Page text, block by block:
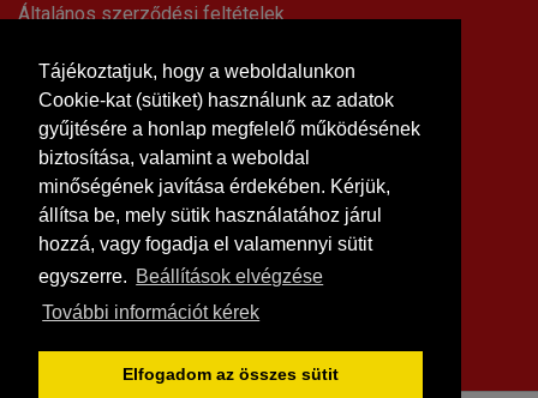
Tájékoztatjuk, hogy a weboldalunkon
Cookie-kat (sütiket) használunk az adatok
gyűjtésére a honlap megfelelő működésének
biztosítása, valamint a weboldal
minőségének javítása érdekében. Kérjük,
állítsa be, mely sütik használatához járul
hozzá, vagy fogadja el valamennyi sütit
egyszerre. Beállítások elvégzése
További információt kérek
Elfogadom az összes sütit
Általános szerződési feltételek
Impresszum
Süti beállítások
Információk
Hírek, cikkek
Kapcsolat
Letölthető dokumentumok
Rólunk
Vásárlási feltételek